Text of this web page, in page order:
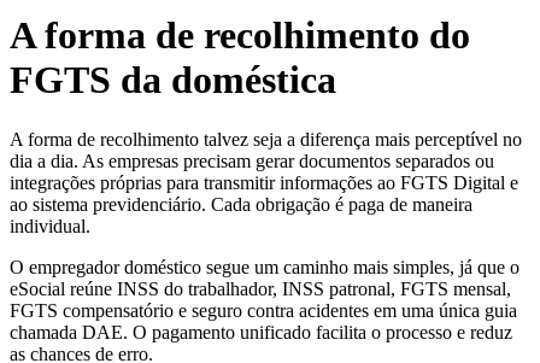
A forma de recolhimento do
FGTS da doméstica
A forma de recolhimento talvez seja a diferença mais perceptível no
dia a dia. As empresas precisam gerar documentos separados ou
integrações próprias para transmitir informações ao FGTS Digital e
ao sistema previdenciário. Cada obrigação é paga de maneira
individual.
O empregador doméstico segue um caminho mais simples, já que o
eSocial reúne INSS do trabalhador, INSS patronal, FGTS mensal,
FGTS compensatório e seguro contra acidentes em uma única guia
chamada DAE. O pagamento unificado facilita o processo e reduz
as chances de erro.